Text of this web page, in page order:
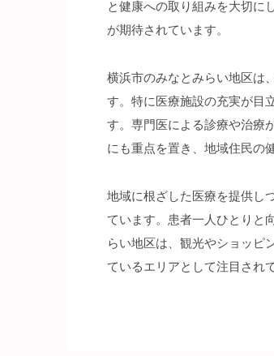
と健康への取り組みを大切に
が期待されています。
横浜市のみなとみらい地区は
す。特に医療施設の充実が目
す。専門医による診療や治療
にも重点を置き、地域住民の
地域に根ざした医療を提供し
ています。患者一人ひとりと
らい地区は、観光やショッピ
ているエリアとして注目され